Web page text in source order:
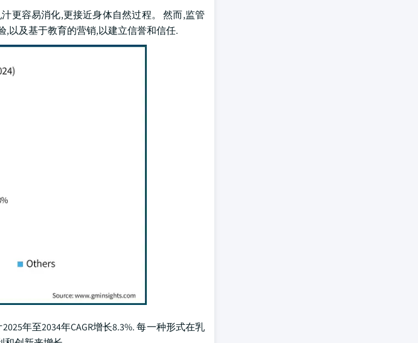
更容易消化,更接近身体自然过程。 然而,监管
以及基于教育的营销,以建立信誉和信任.
年至2034年CAGR增长8.3%. 每一种形式在乳